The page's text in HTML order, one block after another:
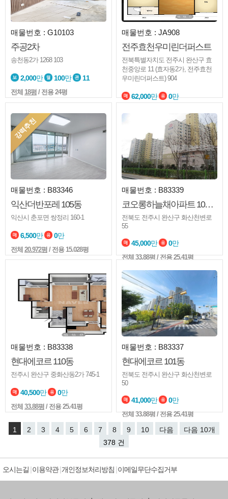
매물번호 : G10103
주공2차
송천동2가 1268 103
2,000만 100만 11
전체 18평 / 전용 24평
매물번호 : JA908
전주효천우미린더퍼스트
전북특별자치도 전주시 완산구 효
천중앙로 11 (효자동2가, 전주효천
우미린더퍼스트) 904
62,000만 0만
강력추천
매물번호 : B83346
익산더반포레 105동
익산시 춘포면 쌍정리 160-1
6,500만 0만
전체 20.972평 / 전용 15.028평
매물번호 : B83339
코오롱하늘채아파트 107동
전북도 전주시 완산구 화산천변로
55
45,000만 0만
전체33.88평/ 전용 25.41평
매물번호 : B83338
현대에코르 110동
전주시 완산구 중화산동2가 745-1
40,500만 0만
전체 33.88평 / 전용 25.41평
매물번호 : B83337
현대에코르 101동
전북도 전주시 완산구 화산천변로
50
41,000만 0만
전체33.88평/ 전용 25.41평
1 2 3 4 5 6 7 8 9 10 다음
다음 10개
378 건
오시는길 이용약관 개인정보처리방침 이메일무단수집거부